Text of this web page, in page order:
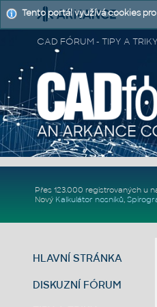
CAD FÓRUM - TIPY A
Přes 123.000 registrovaných u
Nový Kalkulátor nosníků,
HLAVNÍ STRÁNKA
DISKUZNÍ FÓRUM
Tento portál využívá cookies